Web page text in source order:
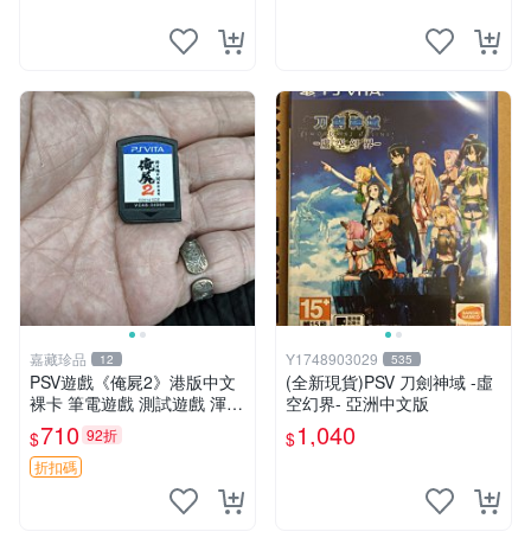
嘉藏珍品 12
PSV遊戲《俺屍2》港版中文
裸卡 筆電遊戲 測試遊戲 渾合
模組
$710 92折
折扣碼
Y1748903029 535
(全新現貨)PSV 刀劍神域 -虛
空幻界- 亞洲中文版
$1,040